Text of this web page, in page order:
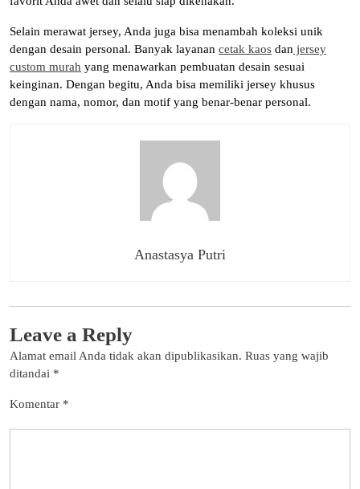
Selain merawat jersey, Anda juga bisa menambah koleksi unik
dengan desain personal. Banyak layanan cetak kaos dan jersey
custom murah yang menawarkan pembuatan desain sesuai
keinginan. Dengan begitu, Anda bisa memiliki jersey khusus
dengan nama, nomor, dan motif yang benar-benar personal.
Anastasya Putri
Leave a Reply
Alamat email Anda tidak akan dipublikasikan. Ruas yang wajib
ditandai *
Komentar *